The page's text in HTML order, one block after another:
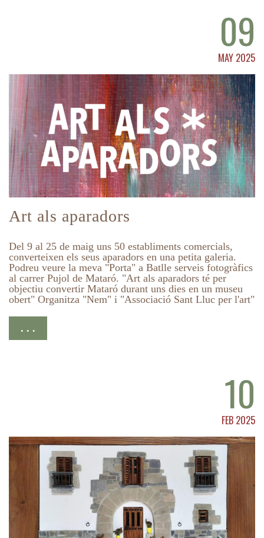
09
MAY 2025
Art als aparadors
Del 9 al 25 de maig uns 50 establiments comercials,
converteixen els seus aparadors en una petita galeria.
Podreu veure la meva "Porta" a Batlle serveis fotogràfics
al carrer Pujol de Mataró. "Art als aparadors té per
objectiu convertir Mataró durant uns dies en un museu
obert" Organitza "Nem" i "Associació Sant Lluc per l'art"
. . .
10
FEB 2025